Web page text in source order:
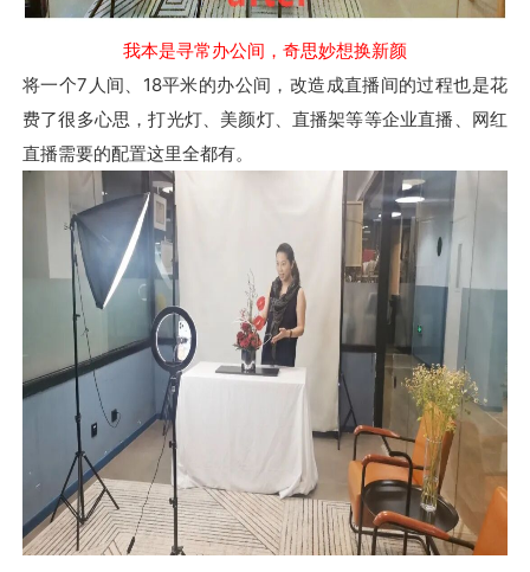
我本是寻常办公间，奇思妙想换新颜
将一个7人间、18平米的办公间，改造成直播间的过程也是花
费了很多心思，打光灯、美颜灯、直播架等等企业直播、网红
直播需要的配置这里全都有。